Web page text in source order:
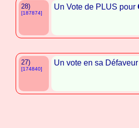
28)
[187874]
Un Vote de PLUS pour
27)
[174840]
Un vote en sa